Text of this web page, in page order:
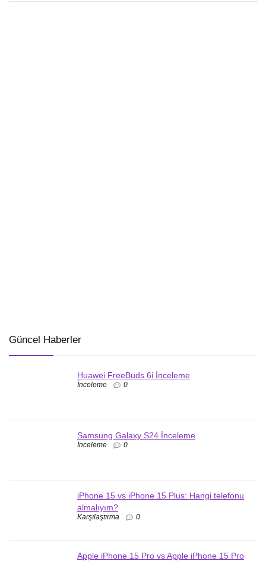
Güncel Haberler
Huawei FreeBuds 6i İnceleme
İnceleme 0
Samsung Galaxy S24 İnceleme
İnceleme 0
iPhone 15 vs iPhone 15 Plus: Hangi telefonu
almalıyım?
Karşılaştırma 0
Apple iPhone 15 Pro vs Apple iPhone 15 Pro